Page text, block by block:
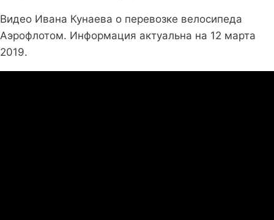
Видео Ивана Кунаева о перевозке велосипеда
Аэрофлотом. Информация актуальна на 12 марта
2019.